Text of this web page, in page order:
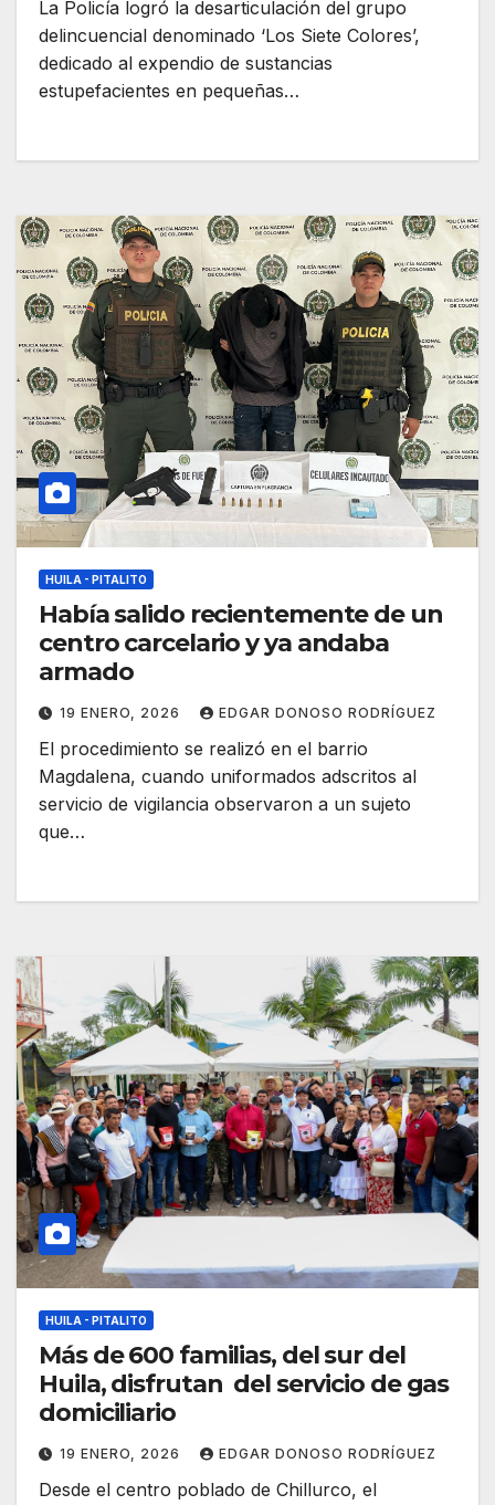
La Policía logró la desarticulación del grupo
delincuencial denominado ‘Los Siete Colores’,
dedicado al expendio de sustancias
estupefacientes en pequeñas…
HUILA - PITALITO
Había salido recientemente de un
centro carcelario y ya andaba
armado
19 ENERO, 2026 EDGAR DONOSO RODRÍGUEZ
El procedimiento se realizó en el barrio
Magdalena, cuando uniformados adscritos al
servicio de vigilancia observaron a un sujeto
que…
HUILA - PITALITO
Más de 600 familias, del sur del
Huila, disfrutan del servicio de gas
domiciliario
19 ENERO, 2026 EDGAR DONOSO RODRÍGUEZ
Desde el centro poblado de Chillurco, el